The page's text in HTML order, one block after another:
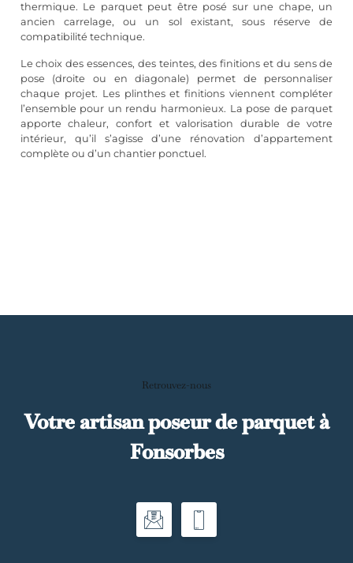
thermique. Le parquet peut être posé sur une chape, un
ancien carrelage, ou un sol existant, sous réserve de
compatibilité technique.
Le choix des essences, des teintes, des finitions et du sens de
pose (droite ou en diagonale) permet de personnaliser
chaque projet. Les plinthes et finitions viennent compléter
l’ensemble pour un rendu harmonieux. La pose de parquet
apporte chaleur, confort et valorisation durable de votre
intérieur, qu’il s’agisse d’une rénovation d’appartement
complète ou d’un chantier ponctuel.
Retrouvez-nous
Votre artisan poseur de parquet à
Fonsorbes